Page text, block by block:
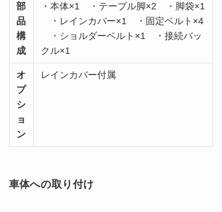
部
品
構
成
・本体×1 ・テーブル脚×2 ・脚袋×1
・レインカバー×1 ・固定ベルト×4
・ショルダーベルト×1 ・接続バッ
クル×1
オ
プ
シ
ョ
ン
レインカバー付属
車体への取り付け